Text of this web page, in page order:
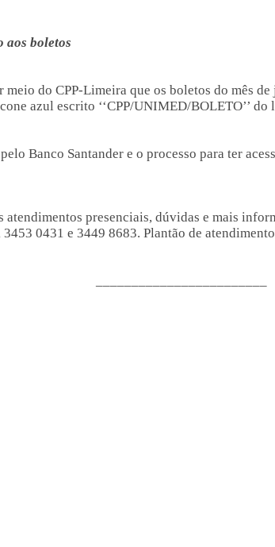
aos boletos
do CPP-Limeira que os boletos do mês
azul escrito ‘‘CPP/UNIMED/BOLETO’’
Banco Santander e o processo para ter
atendimentos presenciais, dúvidas e mais
0431 e 3449 8683. Plantão de